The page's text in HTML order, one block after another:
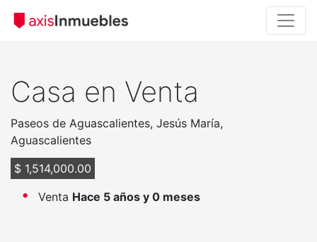
Casa en Venta
Paseos de Aguascalientes, Jesús María,
Aguascalientes
$ 1,514,000.00
Venta Hace 5 años y 0 meses